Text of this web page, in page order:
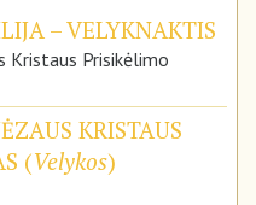
– VELYKNAKTIS
Kristaus Prisikėlimo
KRISTAUS
(Velykos)